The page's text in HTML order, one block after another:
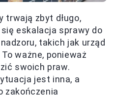
trwają zbyt długo,
eskalacja sprawy do
takich jak urząd
ważne, ponieważ
swoich praw.
jest inna, a
zakończenia